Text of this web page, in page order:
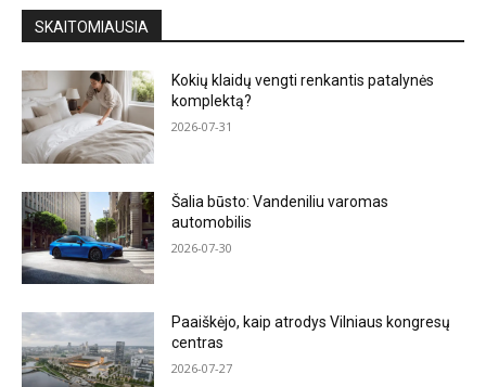
SKAITOMIAUSIA
Kokių klaidų vengti renkantis patalynės
komplektą?
2026-07-31
Šalia būsto: Vandeniliu varomas
automobilis
2026-07-30
Paaiškėjo, kaip atrodys Vilniaus kongresų
centras
2026-07-27